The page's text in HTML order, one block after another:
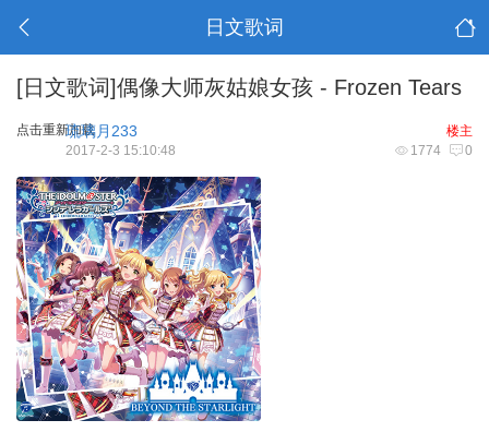
日文歌词
[日文歌词]偶像大师灰姑娘女孩 - Frozen Tears
点击重新加载 楼主
琉璃月233
1774 0
2017-2-3 15:10:48